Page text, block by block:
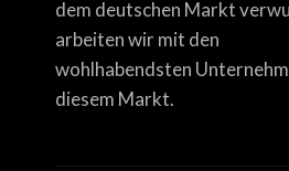
dem deutschen Markt
arbeiten wir mit den
wohlhabendsten
diesem Markt.